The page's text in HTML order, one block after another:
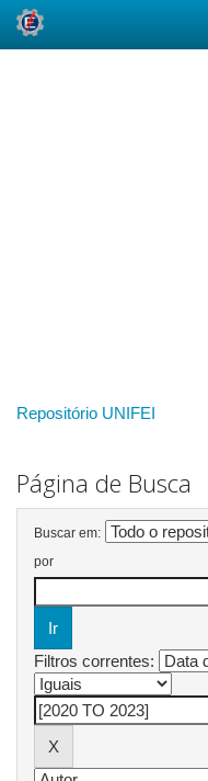
Repositório UNIFEI
Página de Busca
Buscar em:
por
Filtros correntes: